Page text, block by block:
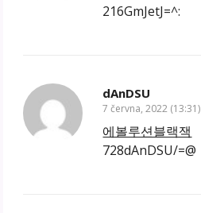
216GmJetJ=^:
dAnDSU
7 června, 2022 (13:31)
에볼루션블랙잭
728dAnDSU/=@